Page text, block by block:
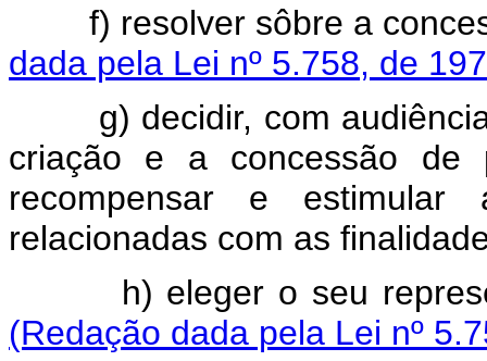
f) resolver sôbre a
dada pela Lei nº 5.758, de
g) decidir, com audiência
criação e a concessão de
recompensar e estimular
relacionadas com as
h) eleger o seu
(Redação dada pela Lei nº